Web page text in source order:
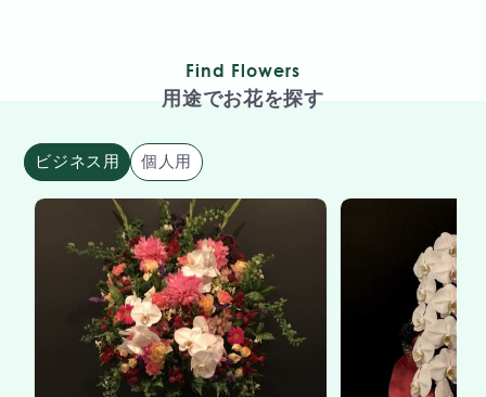
Find Flowers
用途でお花を探す
ビジネス用 個人用